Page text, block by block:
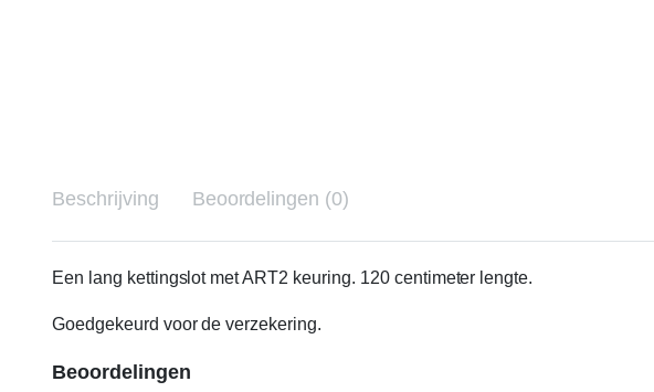
Beschrijving Beoordelingen (0)
Een lang kettingslot met ART2 keuring. 120 centimeter lengte.
Goedgekeurd voor de verzekering.
Beoordelingen